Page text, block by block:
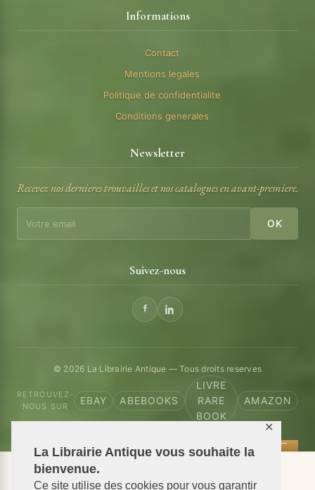
La Librairie Antique vous souhaite la
bienvenue.
Ce site utilise des cookies pour vous garantir
✕
Informations
Contact
Mentions legales
Politique de confidentialite
Conditions generales
Newsletter
Recevez nos dernieres trouvailles et nos catalogues en avant-premiere.
OK
Suivez-nous
© 2026 La Librairie Antique — Tous droits reserves
RETROUVEZ-
NOUS SUR
EBAY ABEBOOKS
LIVRE
RARE
BOOK
AMAZON
📦 We ship antiquarian books worldwide